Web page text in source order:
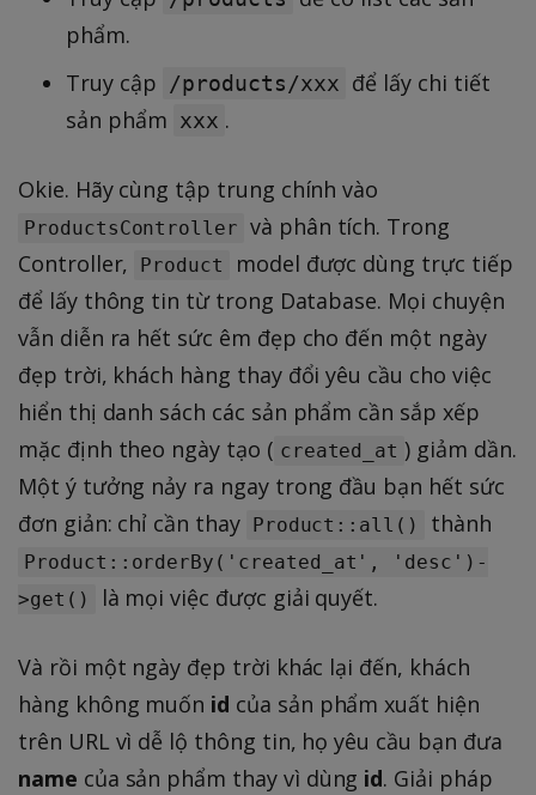
phẩm.
Truy cập
/products/xxx để lấy chi tiết
sản phẩm xxx .
Okie. Hãy cùng tập trung chính vào
ProductsController và phân tích. Trong
Controller,
Product
model được dùng trực tiếp
để lấy thông tin từ trong Database. Mọi chuyện
vẫn diễn ra hết sức êm đẹp cho đến một ngày
đẹp trời, khách hàng thay đổi yêu cầu cho việc
hiển thị danh sách các sản phẩm cần sắp xếp
mặc định theo ngày tạo ( created_at ) giảm dần.
Một ý tưởng nảy ra ngay trong đầu bạn hết sức
đơn giản: chỉ cần thay
Product::all() thành
Product::orderBy('created_at', 'desc')-
>get()
là mọi việc được giải quyết.
Và rồi một ngày đẹp trời khác lại đến, khách
hàng không muốn id của sản phẩm xuất hiện
trên URL vì dễ lộ thông tin, họ yêu cầu bạn đưa
name của sản phẩm thay vì dùng id. Giải pháp